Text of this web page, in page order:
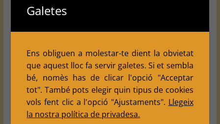
petita biografia dels autors, on el David diu
que es un aficionat als escacs i ens fa
menció al C.E. Balafia.
L'enhora bona David!!!!
Galetes
Ens obliguen a molestar-te dient la obvietat
que aquest lloc fa servir galetes. Si et sembla
bé, nomès has de clicar l'opció "Acceptar
tot". També pots elegir quin tipus de cookies
vols fent clic a l'opció "Ajustaments". Llegeix
la nostra política de privadesa.